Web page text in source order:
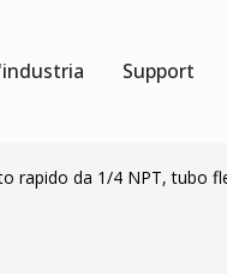
Supporto
rapido da 1/4 NPT, tubo